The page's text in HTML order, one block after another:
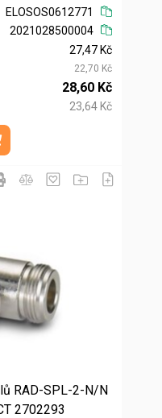
ELOSOS0612771
2021028500004
27,47 Kč
22,70 Kč
28,60 Kč
23,64 Kč
ks do košíku
RAD-SPL-2-N/N
2702293